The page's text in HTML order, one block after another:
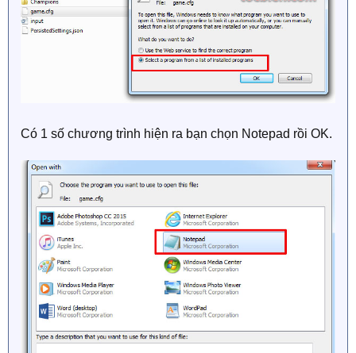
Có 1 số chương trình hiện ra bạn chọn Notepad rồi OK.